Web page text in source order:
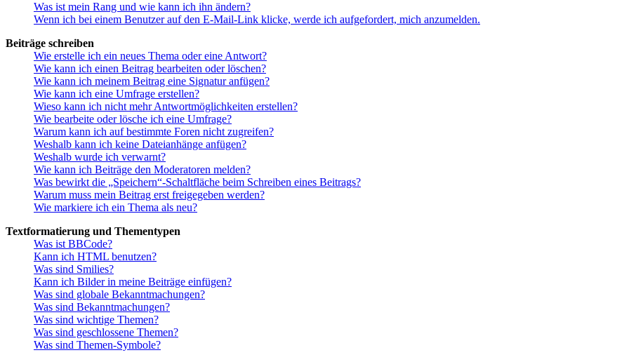
Was ist mein Rang und wie kann ich ihn ändern?
Wenn ich bei einem Benutzer auf den E-Mail-Link klicke, werde ich aufgefordert, mich anzumelden.
Beiträge schreiben
Wie erstelle ich ein neues Thema oder eine Antwort?
Wie kann ich einen Beitrag bearbeiten oder löschen?
Wie kann ich meinem Beitrag eine Signatur anfügen?
Wie kann ich eine Umfrage erstellen?
Wieso kann ich nicht mehr Antwortmöglichkeiten erstellen?
Wie bearbeite oder lösche ich eine Umfrage?
Warum kann ich auf bestimmte Foren nicht zugreifen?
Weshalb kann ich keine Dateianhänge anfügen?
Weshalb wurde ich verwarnt?
Wie kann ich Beiträge den Moderatoren melden?
Was bewirkt die „Speichern“-Schaltfläche beim Schreiben eines Beitrags?
Warum muss mein Beitrag erst freigegeben werden?
Wie markiere ich ein Thema als neu?
Textformatierung und Thementypen
Was ist BBCode?
Kann ich HTML benutzen?
Was sind Smilies?
Kann ich Bilder in meine Beiträge einfügen?
Was sind globale Bekanntmachungen?
Was sind Bekanntmachungen?
Was sind wichtige Themen?
Was sind geschlossene Themen?
Was sind Themen-Symbole?